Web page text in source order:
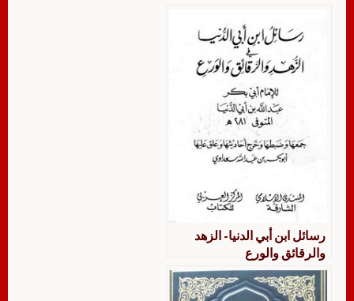
رسائل ابن أبي الدنيا- الزهد
والرقائق والورع